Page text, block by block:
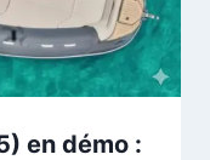
en démo :